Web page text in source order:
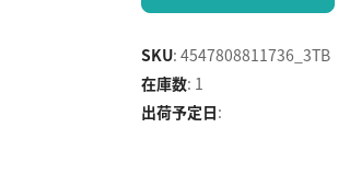
SKU: 4547808811736_3TB
在庫数: 1
出荷予定日: